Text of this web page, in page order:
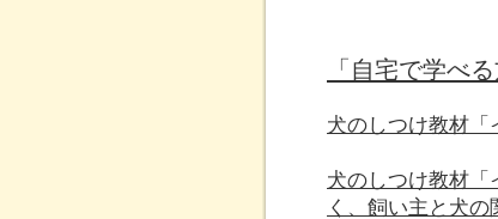
「自宅で学べ
犬のしつけ教材「
犬のしつけ教材「
く、飼い主と犬